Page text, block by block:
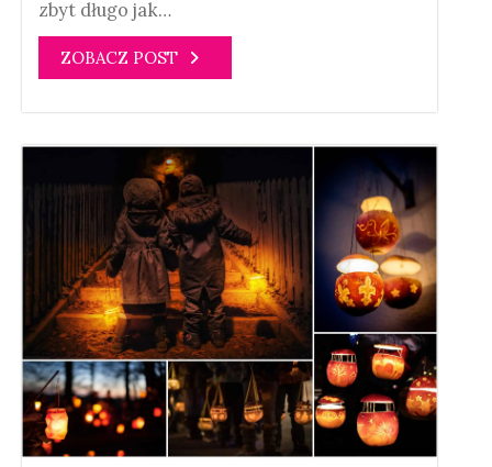
zbyt długo jak…
ZOBACZ POST